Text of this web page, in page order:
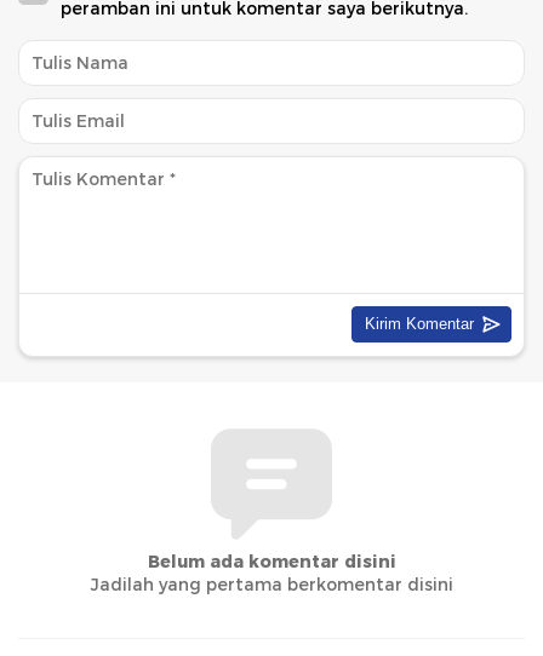
peramban ini untuk komentar saya berikutnya.
Belum ada komentar disini
Jadilah yang pertama berkomentar disini